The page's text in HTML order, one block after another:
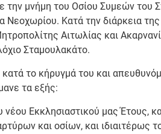
την μνήμη του Οσίου Συμεών του
Κατά την διάρκεια
Αιτωλίας και
Σταμουλακάτο.
το κήρυγμά του και
τα εξής:
Εκκλησιαστικού μας Έτους,
και οσίων, και ιδιαιτέρως